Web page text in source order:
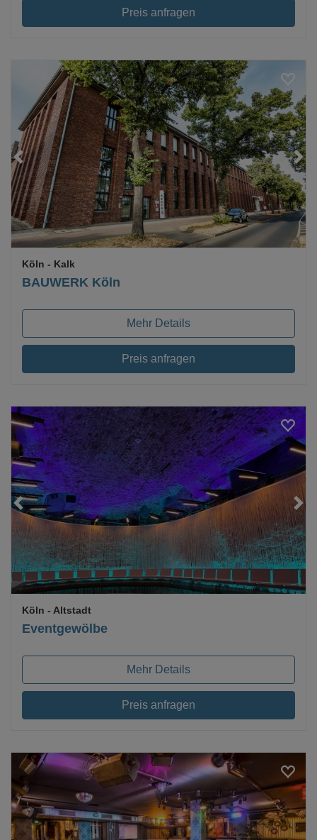
Preis anfragen
Loading...
BAUWERK Köln
Köln - Kalk
Mehr Details
Preis anfragen
Loading...
Eventgewölbe
Köln - Altstadt
Mehr Details
Preis anfragen